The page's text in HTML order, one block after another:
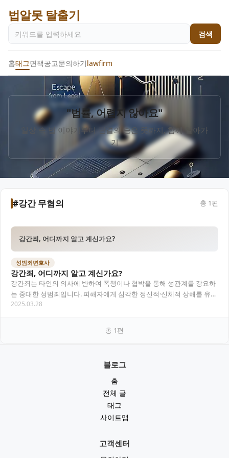
법알못 탈출기
검색
홈태그면책공고문의하기lawfirm
"법률, 어렵지 않아요"
일상 속 법 이야기부터 판결의 숨은 뜻까지, 함께 알아가
기
#강간 무혐의 총 1편
강간죄, 어디까지 알고 계신가요?
성범죄변호사
강간죄, 어디까지 알고 계신가요?
강간죄는 타인의 의사에 반하여 폭행이나 협박을 통해 성관계를 강요하
는 중대한 성범죄입니다. 피해자에게 심각한 정신적·신체적 상해를 유발
하며, 형사 처벌 또한 매우 무거운 범주에 속…
2025.03.28
총 1편
블로그
홈
전체 글
태그
사이트맵
고객센터